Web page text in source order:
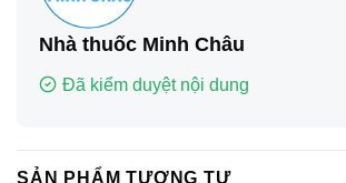
Nhà thuốc Minh Châu
Đã kiểm duyệt nội dung
SẢN PHẨM TƯƠNG TỰ